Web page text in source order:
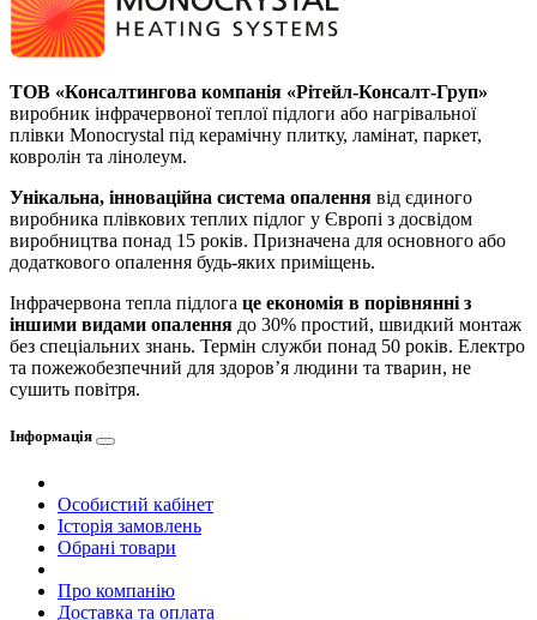
ТОВ «Консалтингова компанія «Рітейл-Консалт-Груп»
виробник інфрачервоної теплої підлоги або нагрівальної
плівки Monocrystal під керамічну плитку, ламінат, паркет,
ковролін та лінолеум.
Унікальна, інноваційна система опалення від єдиного
виробника плівкових теплих підлог у Європі з досвідом
виробництва понад 15 років. Призначена для основного або
додаткового опалення будь-яких приміщень.
Інфрачервона тепла підлога це економія в порівнянні з
іншими видами опалення до 30% простий, швидкий монтаж
без спеціальних знань. Термін служби понад 50 років. Електро
та пожежобезпечний для здоров’я людини та тварин, не
сушить повітря.
Інформація
Особистий кабінет
Історія замовлень
Обрані товари
Про компанію
Доставка та оплата